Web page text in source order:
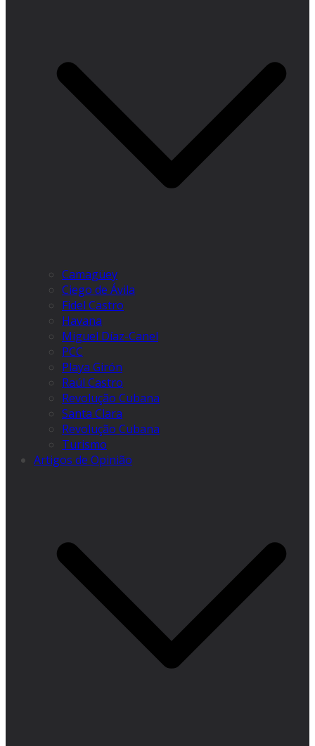
Camagüey
Ciego de Ávila
Fidel Castro
Havana
Miguel Díaz-Canel
PCC
Playa Girón
Raúl Castro
Revolução Cubana
Santa Clara
Revolução Cubana
Turismo
Artigos de Opinião